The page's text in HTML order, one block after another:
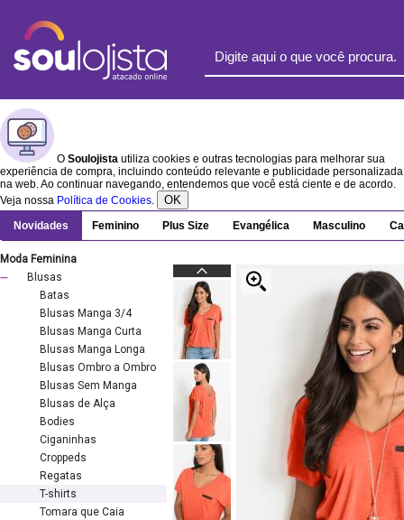
O Soulojista utiliza cookies e outras tecnologias para melhorar sua
experiência de compra, incluindo conteúdo relevante e publicidade personalizada
na web. Ao continuar navegando, entendemos que você está ciente e de acordo.
Veja nossa Política de Cookies. OK
Novidades Feminino Plus Size Evangélica Masculino
Moda Feminina
Blusas
Batas
Blusas Manga 3/4
Blusas Manga Curta
Blusas Manga Longa
Blusas Ombro a Ombro
Blusas Sem Manga
Blusas de Alça
Bodies
Ciganinhas
Croppeds
Regatas
T-shirts
Tomara que Caia